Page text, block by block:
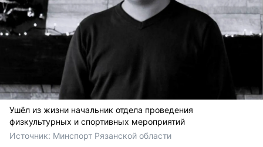
Ушёл из жизни начальник отдела проведения
физкультурных и спортивных мероприятий
Источник: Минспорт Рязанской области